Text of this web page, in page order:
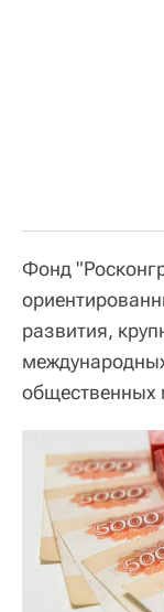
Фонд
развития,
общественных